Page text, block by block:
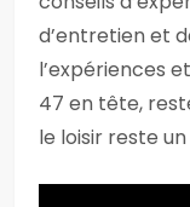
d’entretien et
l’expériences
47 en tête,
le loisir reste